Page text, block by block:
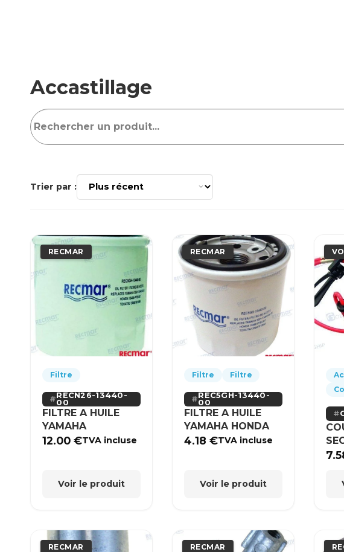
Accastillage
Trier par :
RECMAR
Filtre
RECN26-13440-
00
FILTRE A HUILE
YAMAHA
12.00€TVA incluse
Voir le produit
RECMAR
Filtre Filtre
REC5GH-13440-
00
FILTRE A HUILE
YAMAHA HONDA
4.18€TVA incluse
Voir le produit
RECMAR RECMAR